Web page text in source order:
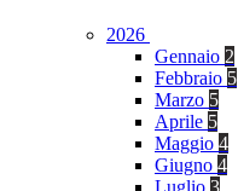
2026
Gennaio 2
Febbraio 5
Marzo 5
Aprile 5
Maggio 4
Giugno 4